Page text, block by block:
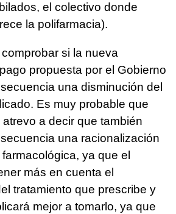
el colectivo donde
la polifarmacia).
si la nueva
propuesta por el Gobierno
una disminución del
Es muy probable que
a decir que también
una racionalización
ya que el
más en cuenta el
tratamiento que prescribe y
mejor a tomarlo, ya que